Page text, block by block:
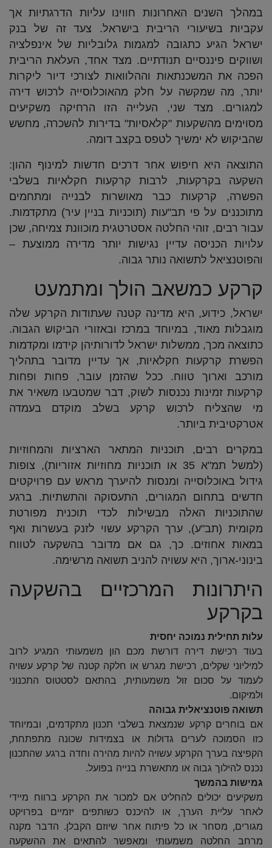
במהלך השנים האחרונות חווינו עליות הדרגתיות אך
עקביות בשיעורי הריבית בישראל. צעד זה של בנק
ישראל הגיע כתגובה למגמות גלובליות של אינפלציה
ושווקים פיננסיים תנודתיים. מצד אחד, העלאת הריבית
הפכה את המשכנתאות וההלוואות לצורכי דיור ליקרות
יותר, מה שמקשה על חלק מהאוכלוסייה לרכוש דירה
למגורים. מצד שני, העלייה הזו הרחיקה משקיעים
מסוימים מהשקעות "קלאסיות" בדירות להשכרה, מחשש
שהביקוש לא ימשיך לטפס בקצב דומה.
התוצאה היא חיפוש אחר דרכים חדשות למינוף ההון:
השקעה בקרקעות, לרבות קרקעות חקלאיות בשלבי
הפשרה, קרקעות כבר מאושרות לבנייה ומתחמים
מתוכננים על פי תב"עות (תוכניות בניין עיר) מתקדמות.
עבור רבים, זוהי החלטה אסטרטגית מוכוונת צמיחה, שכן
עלויות הכניסה עדיין נגישות יותר מדירה ממוצעת –
והפוטנציאל לתשואה נותר גבוה.
קרקע כמשאב הולך ומתמעט
ישראל, כידוע, היא מדינה קטנה שעתודות הקרקע שלה
מוגבלות מאוד, במיוחד במרכז ובאזורי הביקוש הגבוה.
כתוצאה מכך, ממשלות ישראל לדורותיהן קידמו ומקדמות
הפשרת קרקעות חקלאיות, אך עדיין מדובר בתהליך
מורכב וארוך טווח. ככל שהזמן עובר, פחות ופחות
קרקעות זמינות נכנסות לשוק, דבר שמטבעו משאיר את
מי שהצליח לרכוש קרקע בשלב מוקדם בעמדה
אטרקטיבית ביותר.
במקרים רבים, תוכניות המתאר הארציות והמחוזיות
(למשל תמ"א 35 או תוכניות מחוזיות אזוריות), צופות
גידול באוכלוסייה ומנסות להיערך מראש עם פרויקטים
חדשים בתחום המגורים, התעסוקה והתשתיות. ברגע
שהתוכניות האלה מבשילות לכדי תוכנית מפורטת
מקומית (תב"ע), ערך הקרקע עשוי לזנק בעשרות ואף
במאות אחוזים. כך, גם אם מדובר בהשקעה לטווח
בינוני-ארוך, היא עשויה להניב תשואה מרשימה.
היתרונות המרכזיים בהשקעה
בקרקע
עלות תחילית נמוכה יחסית
בעוד רכישת דירה דורשת מכם הון משמעותי המגיע לרוב
למיליוני שקלים, רכישת מגרש או חלקה קטנה של קרקע עשויה
לעמוד על סכום זול משמעותית, בהתאם לסטטוס התכנוני
ולמיקום.
תשואה פוטנציאלית גבוהה
אם בוחרים קרקע שנמצאת בשלבי תכנון מתקדמים, ובמיוחד
כזו הסמוכה לערים גדולות או בצמידות שכונה מתפתחת,
הקפיצה בערך הקרקע עשויה להיות מהירה וחדה ברגע שהתכנון
נכנס להילוך גבוה או מתאשרת בנייה בפועל.
גמישות בהמשך
משקיעים יכולים להחליט אם למכור את הקרקע ברווח מיידי
לאחר עליית הערך, או להיכנס כשותפים יזמיים בפרויקט
מגורים, מסחר או כל פיתוח אחר שיוזם הקבלן. הדבר מקנה
מרחב החלטה משמעותי ומאפשר להתאים את ההשקעה